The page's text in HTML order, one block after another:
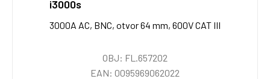
i3000s
3000A AC, BNC, otvor 64 mm, 600V CAT III
OBJ: FL.657202
EAN: 0095969062022